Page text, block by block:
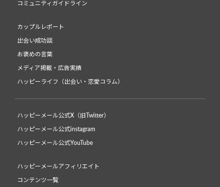
コミュニティガイドライン
カップルレポート
出会い成功談
お褒めの言葉
メディア掲載・広告実績
ハッピーライフ（出会い・恋愛コラム）
ハッピーメール公式X（旧Twitter）
ハッピーメール公式instagram
ハッピーメール公式YouTube
ハッピーメールアフィリエイト
コンテンツ一覧